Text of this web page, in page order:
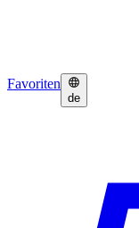
Favoriten
de